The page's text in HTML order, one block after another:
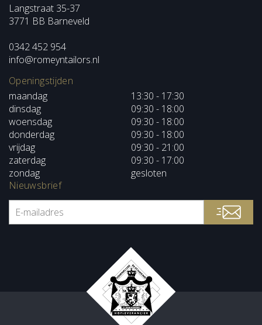
Langstraat 35-37
3771 BB Barneveld
0342 452 954
info@romeyntailors.nl
Openingstijden
maandag
13:30 - 17:30
dinsdag
09:30 - 18:00
woensdag
09:30 - 18:00
donderdag
09:30 - 18:00
vrijdag
09:30 - 21:00
zaterdag
09:30 - 17:00
zondag
gesloten
Nieuwsbrief